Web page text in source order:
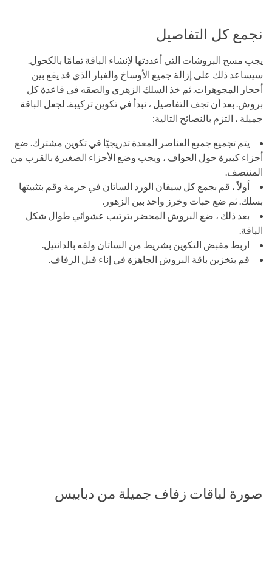
نجمع كل التفاصيل
يجب مسح البروشات التي أعددتها لإنشاء الباقة تمامًا بالكحول.
سيساعد ذلك على إزالة جميع الأوساخ والغبار الذي قد يقع بين
أحجار المجوهرات. ثم خذ السلك الزهري والصقه في قاعدة كل
بروش. بعد أن تجف التفاصيل ، نبدأ في تكوين تركيبة. لجعل الباقة
جميلة ، التزم بالنصائح التالية:
يتم تجميع جميع العناصر المعدة تدريجيًا في تكوين مشترك. ضع
أجزاء كبيرة حول الحواف ، ويجب وضع الأجزاء الصغيرة بالقرب من
المنتصف.
أولاً ، قم بجمع كل سيقان الورد الساتان في حزمة وقم بتثبيتها
بسلك. ثم ضع حبات وخرز واحد بين الزهور.
بعد ذلك ، ضع البروش المحضر بترتيب عشوائي طوال شكل
الباقة.
اربط مقبض التكوين بشريط من الساتان ولفه بالدانتيل.
قم بتخزين باقة البروش الجاهزة في إناء قبل الزفاف.
صورة لباقات زفاف جميلة من دبابيس